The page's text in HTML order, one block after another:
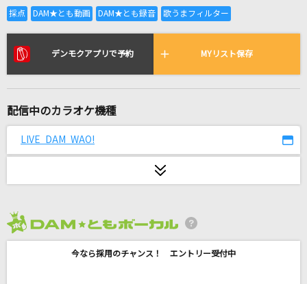
全国りれき
リアルタイムで歌われている曲の一覧
心絵
Deal with the devil
デンモクアプリで予約 MYリスト保存
配信中のカラオケ機種
LIVE DAM WAO!
今なら採用のチャンス！ エントリー受付中